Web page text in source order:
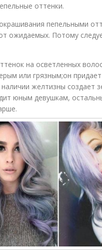
оттенки.
пепельными
ожидаемых. Потому
на осветленных
или грязным;он
желтизны создает
юным девушкам,